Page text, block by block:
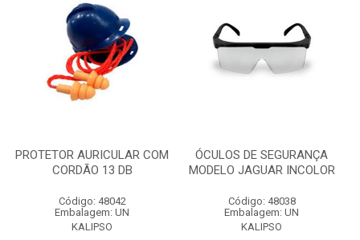
PROTETOR AURICULAR COM
CORDÃO 13 DB
Código: 48042
Embalagem: UN
KALIPSO
ÓCULOS DE SEGURANÇA
MODELO JAGUAR INCOLOR
Código: 48038
Embalagem: UN
KALIPSO